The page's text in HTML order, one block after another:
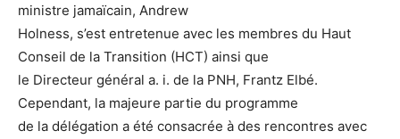
ministre jamaïcain, Andrew
Holness, s’est entretenue avec les membres du Haut
Conseil de la Transition (HCT) ainsi que
le Directeur général a. i. de la PNH, Frantz Elbé.
Cependant, la majeure partie du programme
de la délégation a été consacrée à des rencontres avec